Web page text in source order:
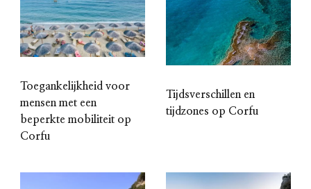
Toegankelijkheid voor
mensen met een
beperkte mobiliteit op
Corfu
Tijdsverschillen en
tijdzones op Corfu